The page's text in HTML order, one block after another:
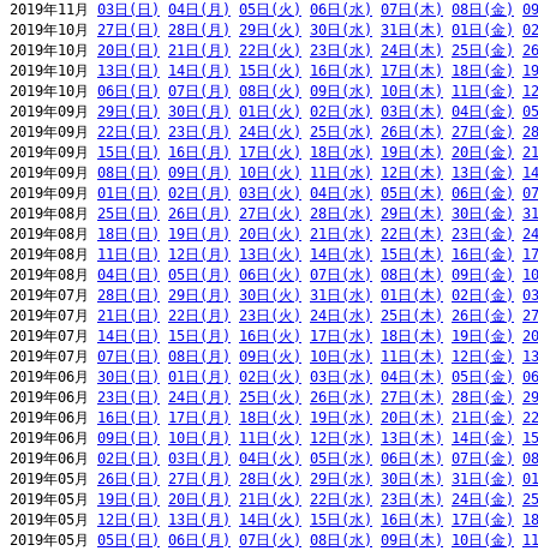
2019年11月 03日(日) 04日(月) 05日(火) 06日(水) 07日(木) 08日(金)
2019年10月 27日(日) 28日(月) 29日(火) 30日(水) 31日(木) 01日(金)
2019年10月 20日(日) 21日(月) 22日(火) 23日(水) 24日(木) 25日(金)
2019年10月 13日(日) 14日(月) 15日(火) 16日(水) 17日(木) 18日(金)
2019年10月 06日(日) 07日(月) 08日(火) 09日(水) 10日(木) 11日(金)
2019年09月 29日(日) 30日(月) 01日(火) 02日(水) 03日(木) 04日(金)
2019年09月 22日(日) 23日(月) 24日(火) 25日(水) 26日(木) 27日(金)
2019年09月 15日(日) 16日(月) 17日(火) 18日(水) 19日(木) 20日(金)
2019年09月 08日(日) 09日(月) 10日(火) 11日(水) 12日(木) 13日(金)
2019年09月 01日(日) 02日(月) 03日(火) 04日(水) 05日(木) 06日(金)
2019年08月 25日(日) 26日(月) 27日(火) 28日(水) 29日(木) 30日(金)
2019年08月 18日(日) 19日(月) 20日(火) 21日(水) 22日(木) 23日(金)
2019年08月 11日(日) 12日(月) 13日(火) 14日(水) 15日(木) 16日(金)
2019年08月 04日(日) 05日(月) 06日(火) 07日(水) 08日(木) 09日(金)
2019年07月 28日(日) 29日(月) 30日(火) 31日(水) 01日(木) 02日(金)
2019年07月 21日(日) 22日(月) 23日(火) 24日(水) 25日(木) 26日(金)
2019年07月 14日(日) 15日(月) 16日(火) 17日(水) 18日(木) 19日(金)
2019年07月 07日(日) 08日(月) 09日(火) 10日(水) 11日(木) 12日(金)
2019年06月 30日(日) 01日(月) 02日(火) 03日(水) 04日(木) 05日(金)
2019年06月 23日(日) 24日(月) 25日(火) 26日(水) 27日(木) 28日(金)
2019年06月 16日(日) 17日(月) 18日(火) 19日(水) 20日(木) 21日(金)
2019年06月 09日(日) 10日(月) 11日(火) 12日(水) 13日(木) 14日(金)
2019年06月 02日(日) 03日(月) 04日(火) 05日(水) 06日(木) 07日(金)
2019年05月 26日(日) 27日(月) 28日(火) 29日(水) 30日(木) 31日(金)
2019年05月 19日(日) 20日(月) 21日(火) 22日(水) 23日(木) 24日(金)
2019年05月 12日(日) 13日(月) 14日(火) 15日(水) 16日(木) 17日(金)
2019年05月 05日(日) 06日(月) 07日(火) 08日(水) 09日(木) 10日(金)